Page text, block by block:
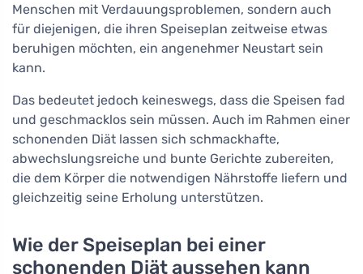
Menschen mit Verdauungsproblemen, sondern auch
für diejenigen, die ihren Speiseplan zeitweise etwas
beruhigen möchten, ein angenehmer Neustart sein
kann.
Das bedeutet jedoch keineswegs, dass die Speisen fad
und geschmacklos sein müssen. Auch im Rahmen einer
schonenden Diät lassen sich schmackhafte,
abwechslungsreiche und bunte Gerichte zubereiten,
die dem Körper die notwendigen Nährstoffe liefern und
gleichzeitig seine Erholung unterstützen.
Wie der Speiseplan bei einer
schonenden Diät aussehen kann